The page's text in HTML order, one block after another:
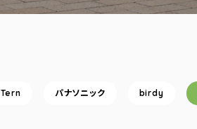
Tern パナソニック birdy